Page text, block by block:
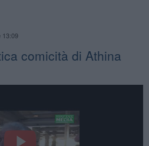
comicità di Athina